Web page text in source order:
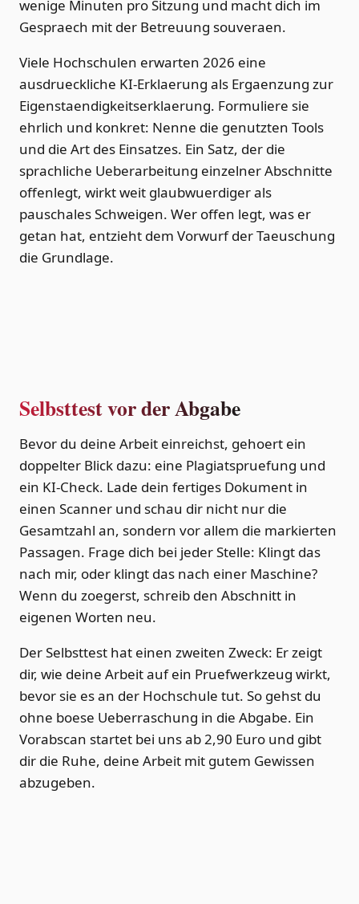
wenige Minuten pro Sitzung und macht dich im
Gespraech mit der Betreuung souveraen.
Viele Hochschulen erwarten 2026 eine
ausdrueckliche KI-Erklaerung als Ergaenzung zur
Eigenstaendigkeitserklaerung. Formuliere sie
ehrlich und konkret: Nenne die genutzten Tools
und die Art des Einsatzes. Ein Satz, der die
sprachliche Ueberarbeitung einzelner Abschnitte
offenlegt, wirkt weit glaubwuerdiger als
pauschales Schweigen. Wer offen legt, was er
getan hat, entzieht dem Vorwurf der Taeuschung
die Grundlage.
Selbsttest vor der Abgabe
Bevor du deine Arbeit einreichst, gehoert ein
doppelter Blick dazu: eine Plagiatspruefung und
ein KI-Check. Lade dein fertiges Dokument in
einen Scanner und schau dir nicht nur die
Gesamtzahl an, sondern vor allem die markierten
Passagen. Frage dich bei jeder Stelle: Klingt das
nach mir, oder klingt das nach einer Maschine?
Wenn du zoegerst, schreib den Abschnitt in
eigenen Worten neu.
Der Selbsttest hat einen zweiten Zweck: Er zeigt
dir, wie deine Arbeit auf ein Pruefwerkzeug wirkt,
bevor sie es an der Hochschule tut. So gehst du
ohne boese Ueberraschung in die Abgabe. Ein
Vorabscan startet bei uns ab 2,90 Euro und gibt
dir die Ruhe, deine Arbeit mit gutem Gewissen
abzugeben.